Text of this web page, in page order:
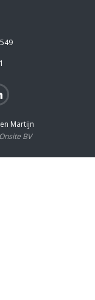
Martijn
BV